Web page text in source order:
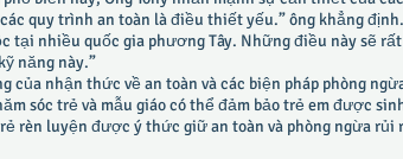
quy trình an toàn là điều thiết yếu.” ông khẳng
tại nhiều quốc gia phương Tây. Những điều này sẽ
năng này.”
của nhận thức về an toàn và các biện pháp phòng
sóc trẻ và mẫu giáo có thể đảm bảo trẻ em được
rèn luyện được ý thức giữ an toàn và phòng ngừa rủi